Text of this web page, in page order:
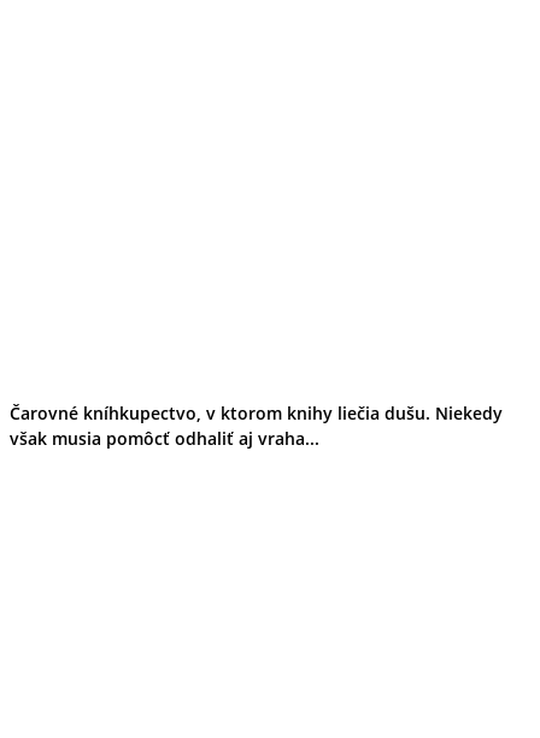
Čarovné kníhkupectvo, v ktorom knihy liečia dušu. Niekedy
však musia pomôcť odhaliť aj vraha...